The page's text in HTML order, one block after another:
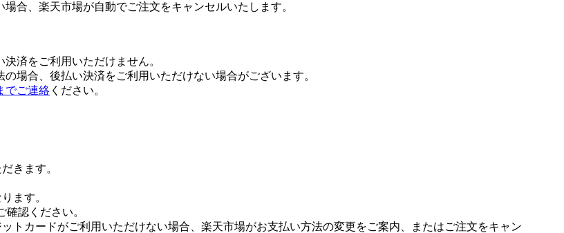
合、楽天市場が自動でご注文をキャンセルいたします。
済をご利用いただけません。
場合、後払い決済をご利用いただけない場合がございます。
でご連絡 ください。
きます。
ます。
確認ください。
トカードがご利用いただけない場合、楽天市場がお支払い方法の変更をご案内、またはご注文をキャン